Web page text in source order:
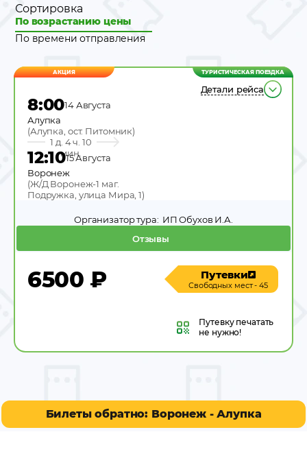
Сортировка
По возрастанию цены
По времени отправления
АКЦИЯ ТУРИСТИЧЕСКАЯ ПОЕЗДКА
Детали рейса
8:0014 Августа
Алупка
(Алупка, ост. Питомник)
1 д. 4 ч. 10
мин.
12:1015 Августа
Воронеж
(Ж/Д Воронеж-1 маг.
Подружка, улица Мира, 1)
Отзывы
Организатор тура: ИП Обухов И.А.
6500 ₽ Путевки
Свободных мест - 45
Путевкупечатать
не нужно!
Билеты обратно: Воронеж - Алупка